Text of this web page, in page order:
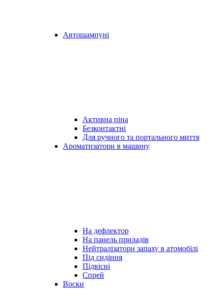
Автошампуні
Активна піна
Безконтактні
Для ручного та портального миття
Ароматизатори в машину
На дефлектор
На панель приладів
Нейтралізатори запаху в атомобілі
Під сидіння
Підвісні
Спрей
Воски